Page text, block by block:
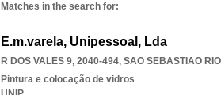
Matches in the search for:
E.m.varela, Unipessoal, Lda
R DOS VALES 9, 2040-494, SAO SEBASTIAO
Pintura e colocação de vidros